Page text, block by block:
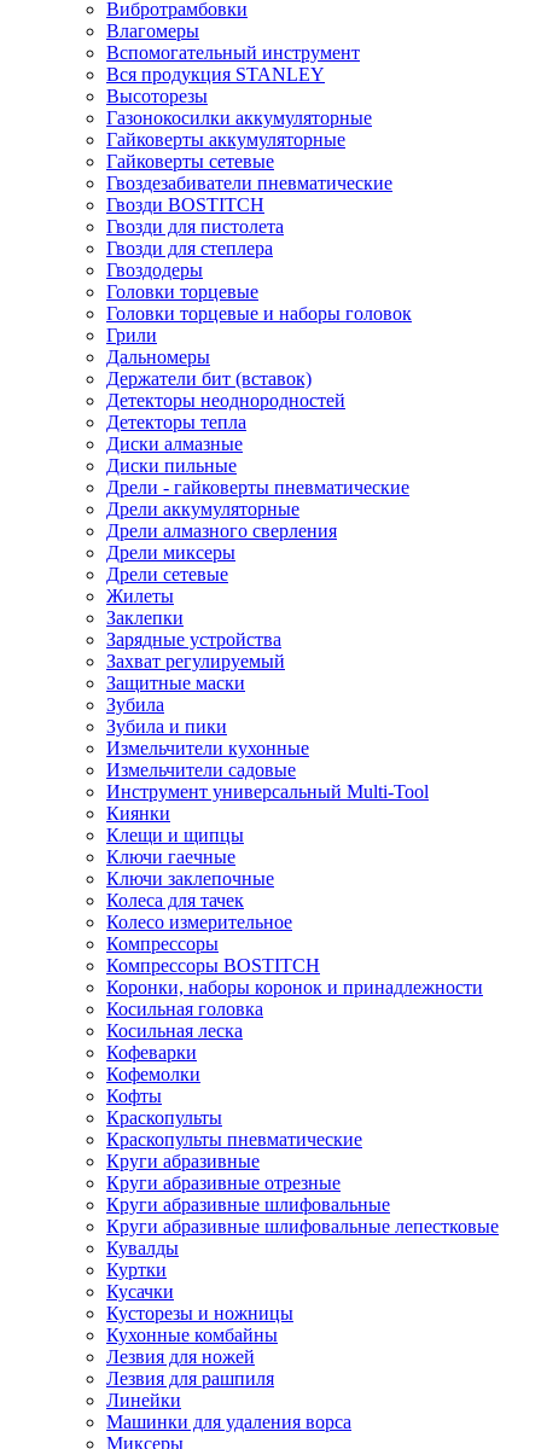
Вибротрамбовки
Влагомеры
Вспомогательный инструмент
Вся продукция STANLEY
Высоторезы
Газонокосилки аккумуляторные
Гайковерты аккумуляторные
Гайковерты сетевые
Гвоздезабиватели пневматические
Гвозди BOSTITCH
Гвозди для пистолета
Гвозди для степлера
Гвоздодеры
Головки торцевые
Головки торцевые и наборы головок
Грили
Дальномеры
Держатели бит (вставок)
Детекторы неоднородностей
Детекторы тепла
Диски алмазные
Диски пильные
Дрели - гайковерты пневматические
Дрели аккумуляторные
Дрели алмазного сверления
Дрели миксеры
Дрели сетевые
Жилеты
Заклепки
Зарядные устройства
Захват регулируемый
Защитные маски
Зубила
Зубила и пики
Измельчители кухонные
Измельчители садовые
Инструмент универсальный Multi-Tool
Киянки
Клещи и щипцы
Ключи гаечные
Ключи заклепочные
Колеса для тачек
Колесо измерительное
Компрессоры
Компрессоры BOSTITCH
Коронки, наборы коронок и принадлежности
Косильная головка
Косильная леска
Кофеварки
Кофемолки
Кофты
Краскопульты
Краскопульты пневматические
Круги абразивные
Круги абразивные отрезные
Круги абразивные шлифовальные
Круги абразивные шлифовальные лепестковые
Кувалды
Куртки
Кусачки
Кусторезы и ножницы
Кухонные комбайны
Лезвия для ножей
Лезвия для рашпиля
Линейки
Машинки для удаления ворса
Миксеры